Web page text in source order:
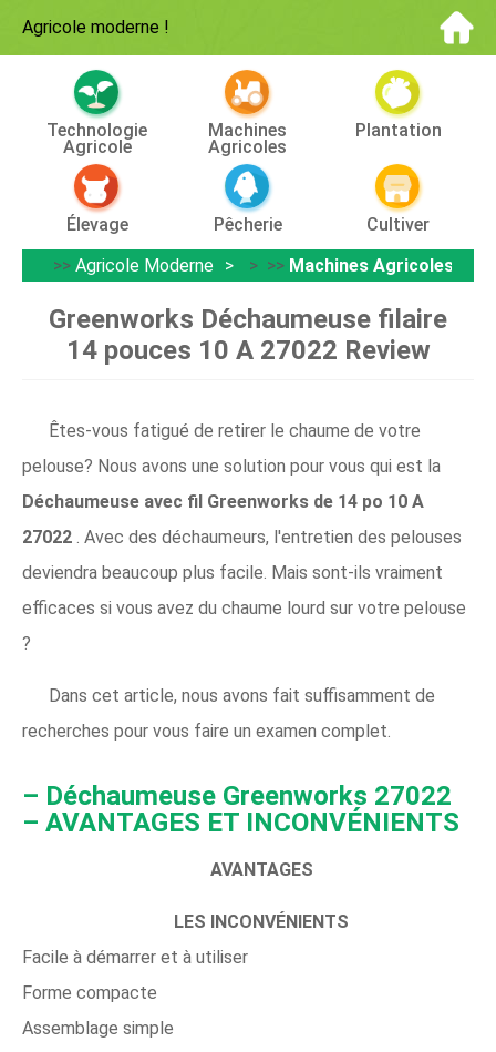
Agricole moderne !
Technologie
Agricole
Machines
Agricoles
Plantation
Élevage Pêcherie
Cultiver
>> Agricole Moderne > >> Machines Agricoles
Greenworks Déchaumeuse filaire
14 pouces 10 A 27022 Review
Êtes-vous fatigué de retirer le chaume de votre
pelouse? Nous avons une solution pour vous qui est la
Déchaumeuse avec fil Greenworks de 14 po 10 A
27022 . Avec des déchaumeurs, l'entretien des pelouses
deviendra beaucoup plus facile. Mais sont-ils vraiment
efficaces si vous avez du chaume lourd sur votre pelouse
?
Dans cet article, nous avons fait suffisamment de
recherches pour vous faire un examen complet.
– Déchaumeuse Greenworks 27022
– AVANTAGES ET INCONVÉNIENTS
AVANTAGES
LES INCONVÉNIENTS
Facile à démarrer et à utiliser
Forme compacte
Assemblage simple